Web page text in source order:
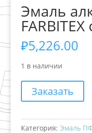
Эмаль
₽5,226.00
1 в наличии
Заказать
Категория: Эмаль